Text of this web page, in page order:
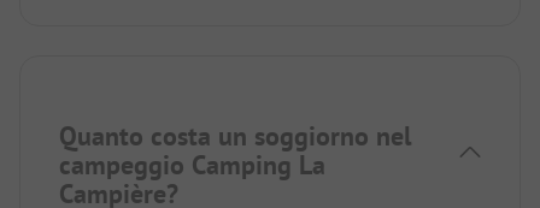
Quanto costa un soggiorno nel
campeggio Camping La
Campière?